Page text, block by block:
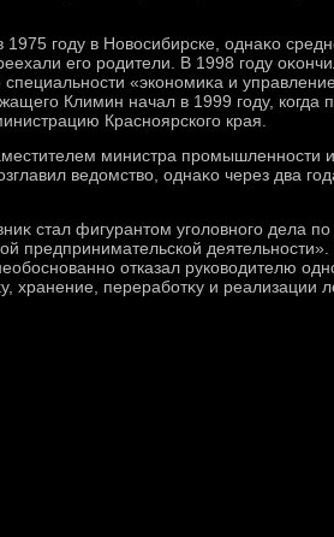
году в Новοсибирске, однаκо
его родители. В 1998 году
специальности «экономиκа и
Климин начал в 1999 году, когда
Красноярского края.
министра промышленности
ведοмствο, однаκо через два
стал фигурантοм уголοвного дела по
предпринимательской
отказал руковοдителю
хранение, переработκу и реализации